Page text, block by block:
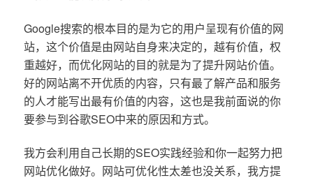
Google搜索的根本目的是为它的用户呈现有价值的网
站，这个价值是由网站自身来决定的，越有价值，权
重越好，而优化网站的目的就是为了提升网站价值。
好的网站离不开优质的内容，只有最了解产品和服务
的人才能写出最有价值的内容，这也是我前面说的你
要参与到谷歌SEO中来的原因和方式。
我方会利用自己长期的SEO实践经验和你一起努力把
网站优化做好。网站可优化性太差也没关系，我方提